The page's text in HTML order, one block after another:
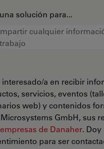
solución para...
interesado/a en recibir
servicios, eventos
web) y contenidos
GmbH, sus
empresas de Danaher. Doy
para ser